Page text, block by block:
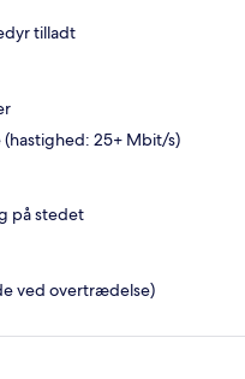
tilladt
25+ Mbit/s)
på stedet
ved overtrædelse)